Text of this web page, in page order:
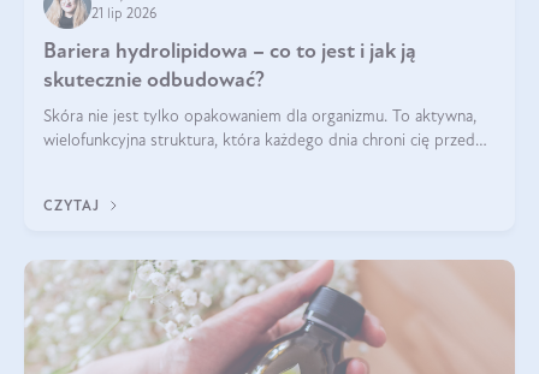
21 lip 2026
Bariera hydrolipidowa – co to jest i jak ją
skutecznie odbudować?
Skóra nie jest tylko opakowaniem dla organizmu. To aktywna,
wielofunkcyjna struktura, która każdego dnia chroni cię przed
bariera hydrolipidowa.
CZYTAJ